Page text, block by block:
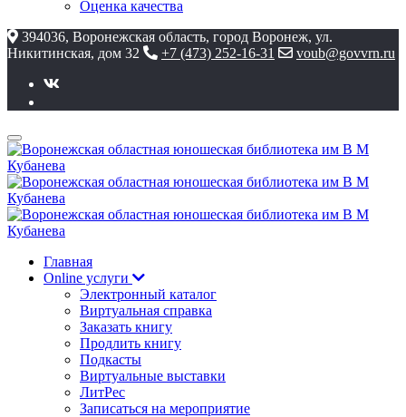
Оценка качества
394036, Воронежская область, город Воронеж, ул.
Никитинская, дом 32
+7 (473) 252-16-31 voub@govvrn.ru
Главная
Online услуги
Электронный каталог
Виртуальная справка
Заказать книгу
Продлить книгу
Подкасты
Виртуальные выставки
ЛитРес
Записаться на мероприятие